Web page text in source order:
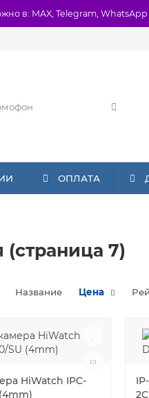
в: MAX, Telegram,
ОПЛАТА
7)
Название Цена
HiWatch IPC-